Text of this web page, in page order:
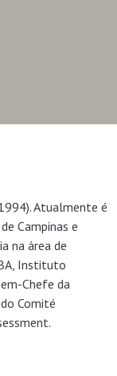
Atualmente é
Campinas e
na área de
Instituto
Chefe da
Comité